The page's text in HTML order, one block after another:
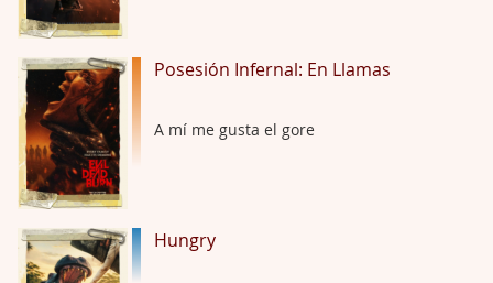
Possession
Por: Chupasangre
Mi opinión en su día. Su duracion me ha …
El eslabón podrido
Por: Luar
Possession
Por: FrancHis
Posesión Infernal: En Llamas
A mí me gusta el gore
Hungry